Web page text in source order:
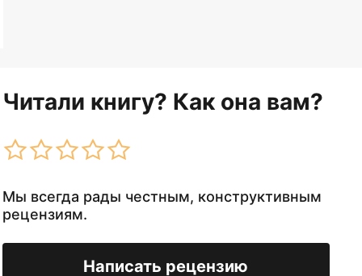
Читали книгу? Как она вам?
Мы всегда рады честным, конструктивным
рецензиям.
Написать рецензию